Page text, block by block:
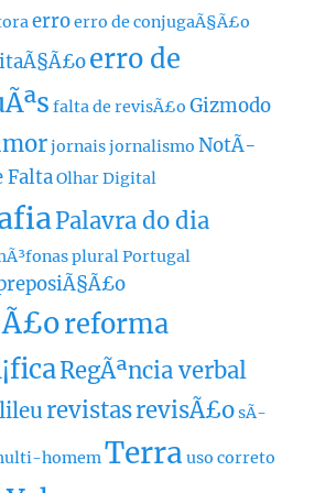
erroerro de conjugaÃ§Ã£o
erro de
falta de revisÃ£o Gizmodo
jornaisjornalismo NotÃ­
FaltaOlhar Digital
Palavra do dia
pluralPortugal
reforma
RegÃªncia verbal
revistasrevisÃ£osÃ­
homemTerra uso correto